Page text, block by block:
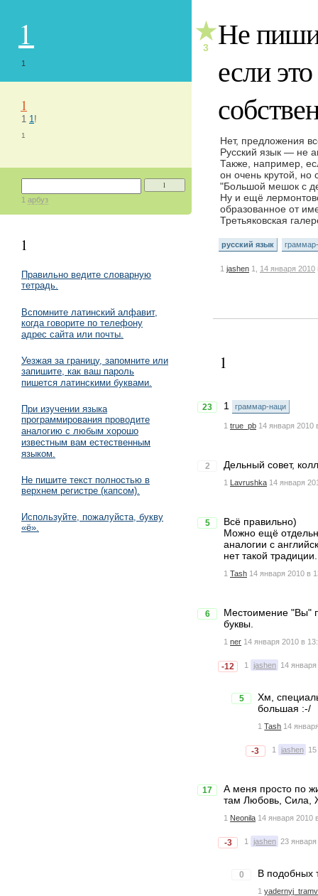
1
1
1
1 1!
1
1
1 арбуз
1
Правильно ведите словарную
тетрадь.
Вспомните латинский алфавит,
когда говорите по телефону
адрес сайта или почты.
Уезжая за границу, запомните или
запишите, как ваш пароль
пишется латинскими буквами.
При изучении языка
программирования проводите
аналогию с любым хорошо
известным вам естественным
языком.
Не пишите текст полностью в
верхнем регистре (капсом).
Используйте, пожалуйста, букву
«ё».
★
3
Не
если
Нет, предложения
Русский язык — не
Также, например,
он очень крутой, но
"Большой мешок с
Ну и ещё
образованное от
Третьяковская
русский язык
1 jashen 1, 14 января 2010
1
23 1 граммар-наци
1 true_pb 14 января 2010
2 Дельный совет,
1 Lavrushka 14 января
5
Всё правильно)
Можно ещё
аналогии с
нет такой традиции.
1 Tash 14 января 2010 в
6
Местоимение "Вы"
буквы.
1 ner 14 января 2010 в
-12 1 jashen 14
5
Хм,
большая :-/
1 Tash 14
-3 1 jashen
17
А меня просто по
там Любовь, Сила,
1 Neonila 14 января 2010
-3 1 jashen 23
0 В подобных
1